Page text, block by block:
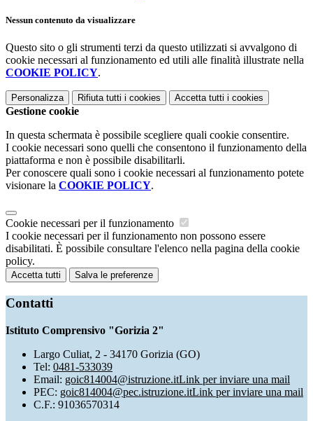
Nessun contenuto da visualizzare
Questo sito o gli strumenti terzi da questo utilizzati si avvalgono di
cookie necessari al funzionamento ed utili alle finalità illustrate nella
COOKIE POLICY.
Personalizza Rifiuta tutti i cookies Accetta tutti i cookies
Gestione cookie
In questa schermata è possibile scegliere quali cookie consentire.
I cookie necessari sono quelli che consentono il funzionamento della
piattaforma e non è possibile disabilitarli.
Per conoscere quali sono i cookie necessari al funzionamento potete
visionare la COOKIE POLICY.
Cookie necessari per il funzionamento
I cookie necessari per il funzionamento non possono essere
disabilitati. È possibile consultare l'elenco nella pagina della cookie
policy.
Accetta tutti Salva le preferenze
Contatti
Istituto Comprensivo "Gorizia 2"
Largo Culiat, 2 - 34170 Gorizia (GO)
Tel: 0481-533039
Email: goic814004@istruzione.itLink per inviare una mail
PEC: goic814004@pec.istruzione.itLink per inviare una mail
C.F.: 91036570314